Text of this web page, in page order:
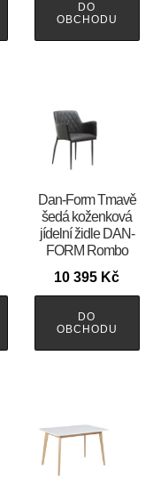
DO
OBCHODU
​​​​​Dan-Form Tmavě
šedá koženková
jídelní židle DAN-
FORM Rombo
10 395 Kč
DO
OBCHODU